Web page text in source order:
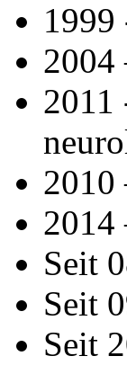
2004
2011
2010
2014
Seit
Seit
Seit